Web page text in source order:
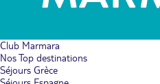
Club Marmara
Nos Top destinations
Séjours Grèce